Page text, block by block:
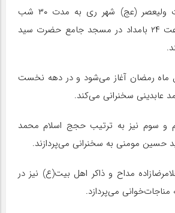
(ع) و مسجد حضرت ولیعصر (عج) شهر ری به مدت ۳۰ شب
ویژه‌برنامه‌ای را از ساعت ۲۴ بامداد در مسجد جامع حضرت سید
ماه رمضان آغاز می‌شود و در دهه نخست
عابدینی سخنرانی می‌کند.
و سوم نیز به ترتیب حجج اسلام محمد
حسین مومنی به سخنرانی می‌پردازند.
مداح و ذاکر اهل بیت(ع) نیز در
می‌‌پردازد.